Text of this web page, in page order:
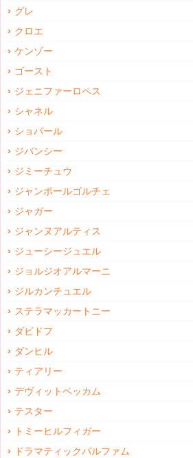
グレ
クロエ
ケンゾー
ゴースト
ジェニファーロペス
シャネル
ショパール
ジバンシー
ジミーチュウ
ジャンポールゴルチェ
ジャガー
ジャンヌアルティス
ジューシージュエル
ジョルジオアルマーニ
ジルカンチュエル
ステラマッカートニー
ダビドフ
ダンヒル
ティアリー
デヴィットベッカム
テスター
トミーヒルフィガー
ドラマティックパルファム